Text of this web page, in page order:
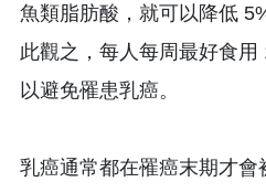
魚類脂肪酸，就可以降低
此觀之，每人每周最好食用
以避免罹患乳癌。
乳癌通常都在罹癌末期才會